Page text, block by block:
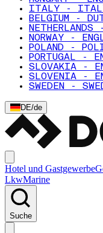
ITALY -
BELGIUM -
NETHERLANDS
NORWAY -
POLAND -
PORTUGAL -
SLOVAKIA -
SLOVENIA -
SWEDEN -
DE/de
Hotel und Gastgewerbe
LkwMarine
Suche